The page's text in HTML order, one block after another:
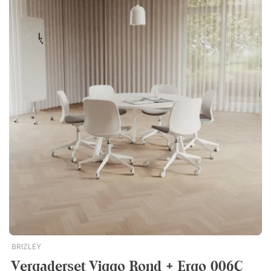
vergadering comfortabel kunt zitten. Specificatie Tafel Modul
Stevige T-standaard. Praktische verstelbare poten voor
ongelijke vloeren. Duurzaam laminaatoppervlak. Verkrijgbaar
in verschillende maten - voor grote en kleine ruimtes.
Verkrijgbaar in diverse kleuren. Bij tafels langer dan 240
centimeter worden de bladen gesplitst. Stoel Ana 4340S
Bestand tegen de spanningen en belastingen die in openbare
omgevingen kunnen voorkomen. Gestoffeerde zitting. Metalen
poten met poedercoating.Complete vergadergroep bestaande
uit de stijlvolle vergadertafel Modul en de elegante en
comfortabele vergaderstoel Ana Chair 4340S. De groep is
verkrijgbaar met zitplaatsen voor zes, acht of tien personen,
zodat deze past in vergaderruimten van verschillende
BRIZLEY
Vergaderset Viggo Rond + Ergo 006C